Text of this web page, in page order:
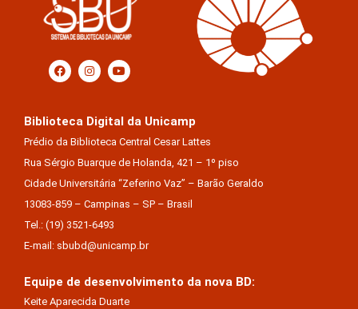
Biblioteca Digital da Unicamp
Prédio da Biblioteca Central Cesar Lattes
Rua Sérgio Buarque de Holanda, 421 – 1º piso
Cidade Universitária “Zeferino Vaz” – Barão Geraldo
13083-859 – Campinas – SP – Brasil
Tel.: (19) 3521-6493
E-mail: sbubd@unicamp.br
Equipe de desenvolvimento da nova BD:
Keite Aparecida Duarte